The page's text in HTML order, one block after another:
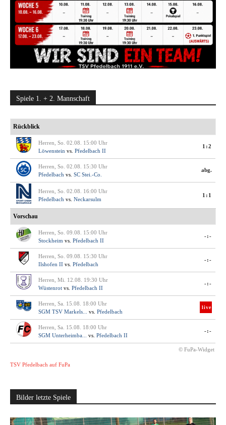
Spiele 1. + 2. Mannschaft
Rückblick
Herren, So. 02.08. 15:00 Uhr
Löwenstein vs. Pfedelbach II
1:2
Herren, So. 02.08. 15:30 Uhr
Pfedelbach vs. SC Stei.-Co.
abg.
Herren, So. 02.08. 16:00 Uhr
Pfedelbach vs. Neckarsulm
1:1
Vorschau
Herren, So. 09.08. 15:00 Uhr
Stockheim vs. Pfedelbach II
-:-
Herren, So. 09.08. 15:30 Uhr
Ilshofen II vs. Pfedelbach
-:-
Herren, Mi. 12.08. 19:30 Uhr
Wüstenrot vs. Pfedelbach II
-:-
Herren, Sa. 15.08. 18:00 Uhr
SGM TSV Markels...
vs. Pfedelbach
live
Herren, Sa. 15.08. 18:00 Uhr
SGM Unterheimba...
vs. Pfedelbach II
-:-
© FuPa-Widget
TSV Pfedelbach auf FuPa
Bilder letzte Spiele